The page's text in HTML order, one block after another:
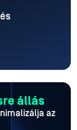
állás
az